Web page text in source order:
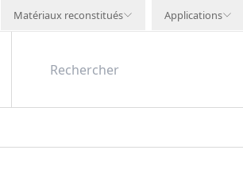
Matériaux reconstitués Applications